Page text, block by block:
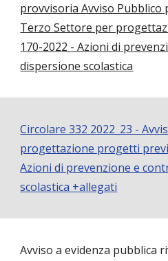
provvisoria Avviso Pubblico
Terzo Settore per
170-2022 - Azioni di
dispersione scolastica
Circolare 332 2022_23 -
progettazione progetti
Azioni di prevenzione e
scolastica +allegati
Avviso a evidenza pubblica